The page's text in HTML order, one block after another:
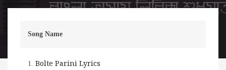
About us
Song Name
1. Bolte Parini Lyrics